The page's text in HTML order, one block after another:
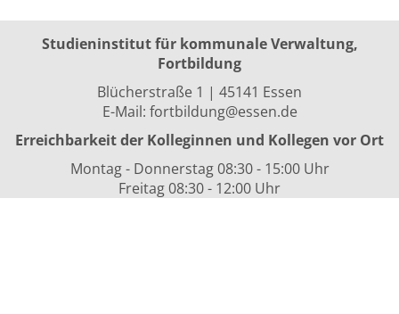
Studieninstitut für kommunale Verwaltung,
Fortbildung
Blücherstraße 1 | 45141 Essen
E-Mail: fortbildung@essen.de
Erreichbarkeit der Kolleginnen und Kollegen vor Ort
Montag - Donnerstag 08:30 - 15:00 Uhr
Freitag 08:30 - 12:00 Uhr